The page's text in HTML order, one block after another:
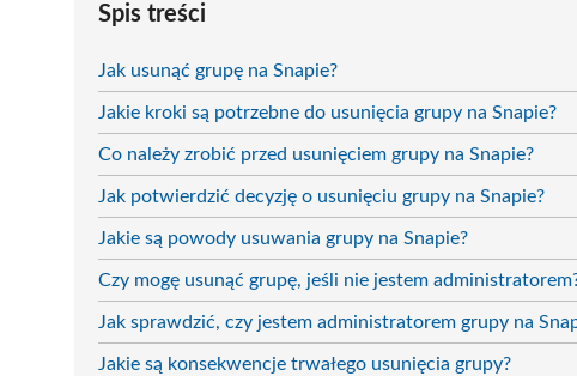
Spis treści
Jak usunąć grupę na Snapie?
Jakie kroki są potrzebne do usunięcia grupy na Snapie?
Co należy zrobić przed usunięciem grupy na Snapie?
Jak potwierdzić decyzję o usunięciu grupy na Snapie?
Jakie są powody usuwania grupy na Snapie?
Czy mogę usunąć grupę, jeśli nie jestem
Jak sprawdzić, czy jestem administratorem grupy na
Jakie są konsekwencje trwałego usunięcia grupy?